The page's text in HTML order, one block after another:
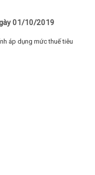
01/10/2019
áp dụng mức thuế tiêu